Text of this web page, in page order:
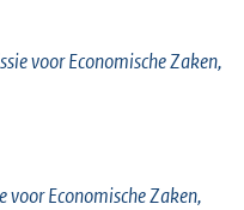
voor Economische Zaken,
voor Economische Zaken,